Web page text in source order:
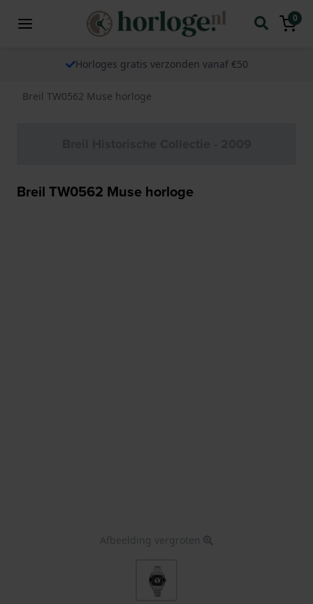
0
Horloges gratis verzonden vanaf €50
Breil TW0562 Muse horloge
Breil TW0562 Muse horloge
Afbeelding vergroten